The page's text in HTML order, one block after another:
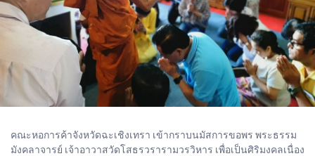
คณะหอการค้าจังหวัดฉะเชิงเทรา เข้ากราบนมัสการขอพร พระธรรม
มังคลาจารย์ เจ้าอาวาสวัดโสธรวรารามวรวิหาร เพื่อเป็นศิริมงคลเนื่อง